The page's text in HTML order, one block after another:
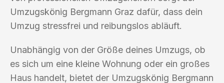
Umzugskönig Bergmann Graz dafür, dass dein
Umzug stressfrei und reibungslos abläuft.
Unabhängig von der Größe deines Umzugs, ob
es sich um eine kleine Wohnung oder ein großes
Haus handelt, bietet der Umzugskönig Bergmann